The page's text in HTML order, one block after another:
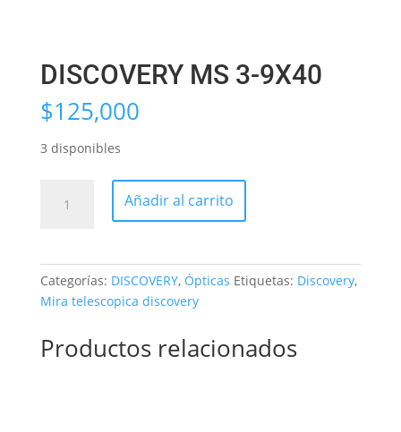
DISCOVERY MS 3-9X40
$125,000
3 disponibles
Añadir al carrito
Categorías: DISCOVERY, Ópticas Etiquetas: Discovery,
Mira telescopica discovery
Productos relacionados